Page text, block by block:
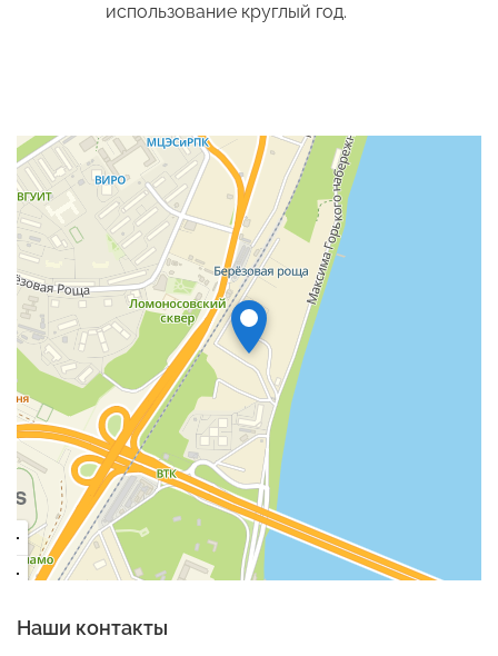
использование круглый год.
Наши контакты